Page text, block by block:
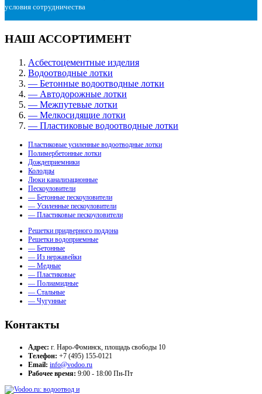
условия сотрудничества
НАШ АССОРТИМЕНТ
Асбестоцементные изделия
Водоотводные лотки
— Бетонные водоотводные лотки
— Автодорожные лотки
— Межпутевые лотки
— Мелкосидящие лотки
— Пластиковые водоотводные лотки
Пластиковые усиленные водоотводные лотки
Полимербетонные лотки
Дождеприемники
Колодцы
Люки канализационные
Пескоуловители
— Бетонные пескоуловители
— Усиленные пескоуловители
— Пластиковые пескоуловители
Решетки придверного поддона
Решетки водоприемные
— Бетонные
— Из нержавейки
— Медные
— Пластиковые
— Полиамидные
— Стальные
— Чугунные
Контакты
Адрес: г. Наро-Фоминск, площадь свободы 10
Телефон: +7 (495) 155-0121
Email: info@vodoo.ru
Рабочее время: 9:00 - 18:00 Пн-Пт